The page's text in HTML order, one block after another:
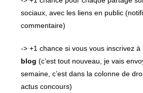
sociaux, avec les liens en public
commentaire)
-> +1 chance si vous vous inscrivez à
blog (c’est tout nouveau, je vais
semaine, c’est dans la colonne de
actus concours)